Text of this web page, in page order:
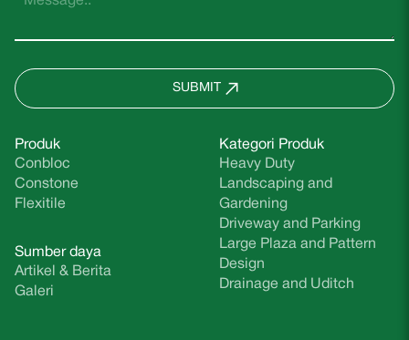
SUBMIT
Produk
Conbloc
Constone
Flexitile
Kategori Produk
Heavy Duty
Landscaping and
Gardening
Driveway and Parking
Large Plaza and Pattern
Design
Drainage and Uditch
Sumber daya
Artikel & Berita
Galeri